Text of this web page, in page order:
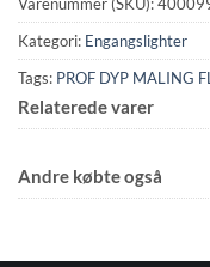
Varenummer (SKU):
Kategori: Engangslighter
Tags: PROF DYP MALING
Relaterede varer
Andre købte også